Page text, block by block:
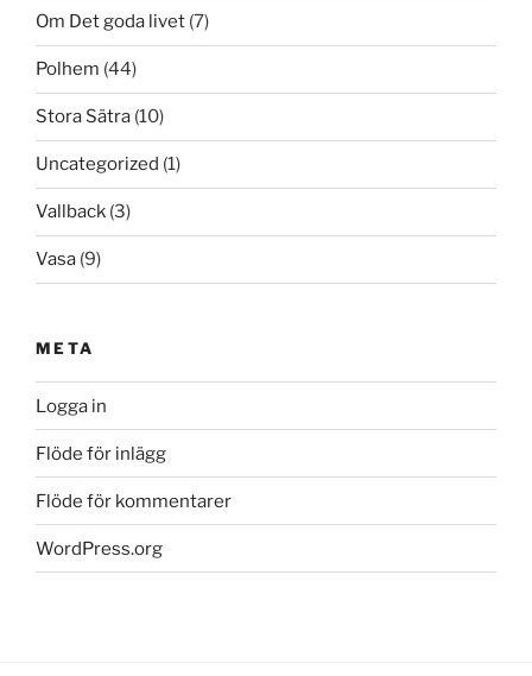
Om Det goda livet (7)
Polhem (44)
Stora Sätra (10)
Uncategorized (1)
Vallback (3)
Vasa (9)
META
Logga in
Flöde för inlägg
Flöde för kommentarer
WordPress.org